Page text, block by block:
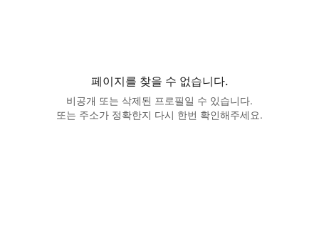
페이지를 찾을 수 없습니다.
비공개 또는 삭제된 프로필일 수 있습니다.
또는 주소가 정확한지 다시 한번 확인해주세요.